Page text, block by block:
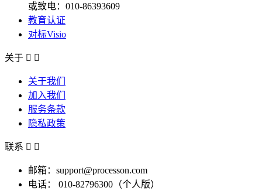
或致电：010-86393609
教育认证
对标Visio
关于  
关于我们
加入我们
服务条款
隐私政策
联系  
邮箱：support@processon.com
电话：
010-82796300（个人版）